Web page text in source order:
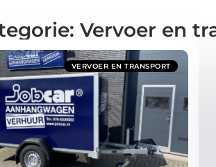
Vervoer en
VERVOER EN TRANSPORT